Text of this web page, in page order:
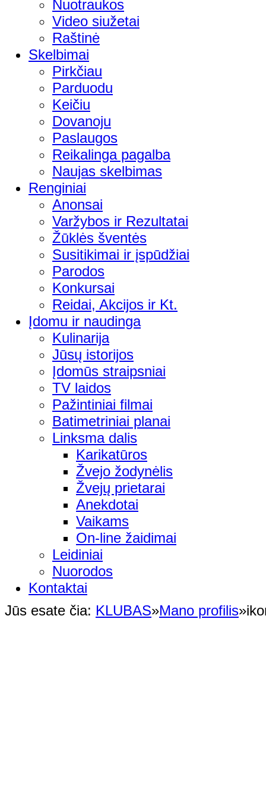
Nuotraukos
Video siužetai
Raštinė
Skelbimai
Pirkčiau
Parduodu
Keičiu
Dovanoju
Paslaugos
Reikalinga pagalba
Naujas skelbimas
Renginiai
Anonsai
Varžybos ir Rezultatai
Žūklės šventės
Susitikimai ir įspūdžiai
Parodos
Konkursai
Reidai, Akcijos ir Kt.
Įdomu ir naudinga
Kulinarija
Jūsų istorijos
Įdomūs straipsniai
TV laidos
Pažintiniai filmai
Batimetriniai planai
Linksma dalis
Karikatūros
Žvejo žodynėlis
Žvejų prietarai
Anekdotai
Vaikams
On-line žaidimai
Leidiniai
Nuorodos
Kontaktai
Jūs esate čia: KLUBAS»Mano profilis»